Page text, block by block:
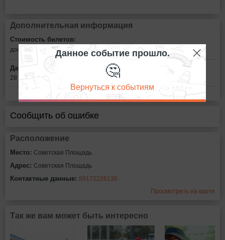
Дополнительная информация
Стоимость билетов:
добровольное пожертвование
Дата:
28 мая в 17:00
Сообщить об ошибке
Расположение
Место: Советская Площадь
Адрес: Советская Площадь
Контактные данные: 89172226130
Просмотреть на карте
Так же вам может быть интересно
Данное событие прошло.
🤔
Вернуться к событиям